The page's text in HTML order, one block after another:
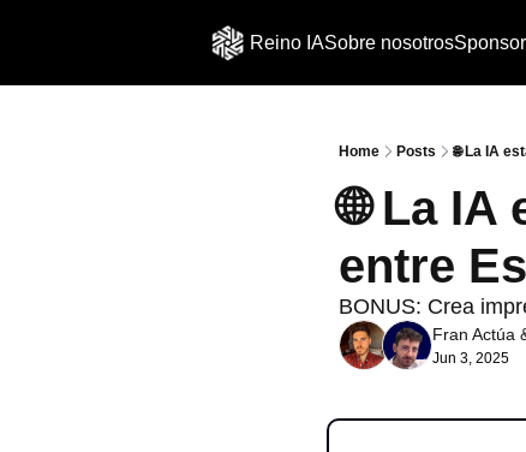
Reino IASobre nosotrosSponsor
Home Posts 🌐 La IA
🌐 La
entre
BONUS: Crea
Fran Actúa
Jun 3, 2025